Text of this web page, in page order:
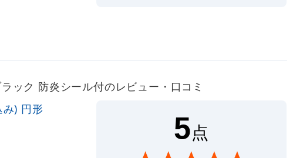
ック 防炎シール付のレビュー・口コミ
み) 円形
5点